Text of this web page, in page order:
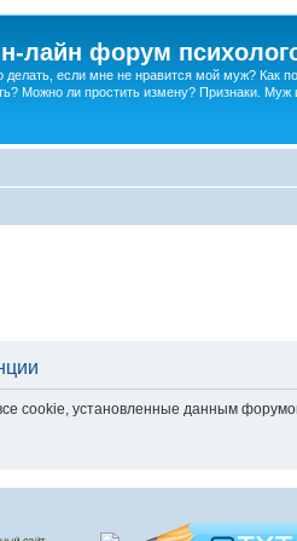
лайн форум
делать, если мне не нравится мой муж? Как
Можно ли простить измену? Признаки. Муж
cookie, установленные данным